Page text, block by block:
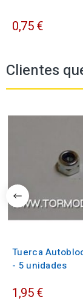
0,75 €
Clientes
Tuerca
- 5 unidades
1,95 €